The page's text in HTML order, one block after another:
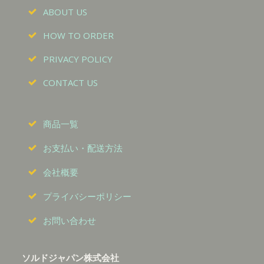
ABOUT US
HOW TO ORDER
PRIVACY POLICY
CONTACT US
商品一覧
お支払い・配送方法
会社概要
プライバシーポリシー
お問い合わせ
ソルドジャパン株式会社